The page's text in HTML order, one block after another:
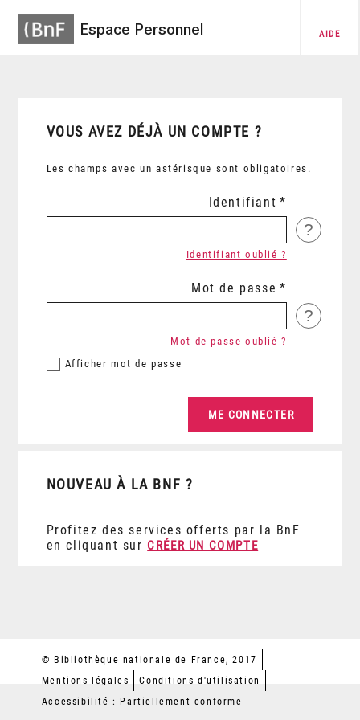
Espace Personnel AIDE
VOUS AVEZ DÉJÀ UN COMPTE ?
Les champs avec un astérisque sont obligatoires.
Identifiant
?
Identifiant oublié ?
Mot de passe
?
Afficher mot de passe
Mot de passe oublié ?
NOUVEAU À LA BNF ?
Profitez des services offerts par la BnF
en cliquant sur CRÉER UN COMPTE
© Bibliothèque nationale de France, 2017
Mentions légales
Conditions d'utilisation
Accessibilité : Partiellement conforme